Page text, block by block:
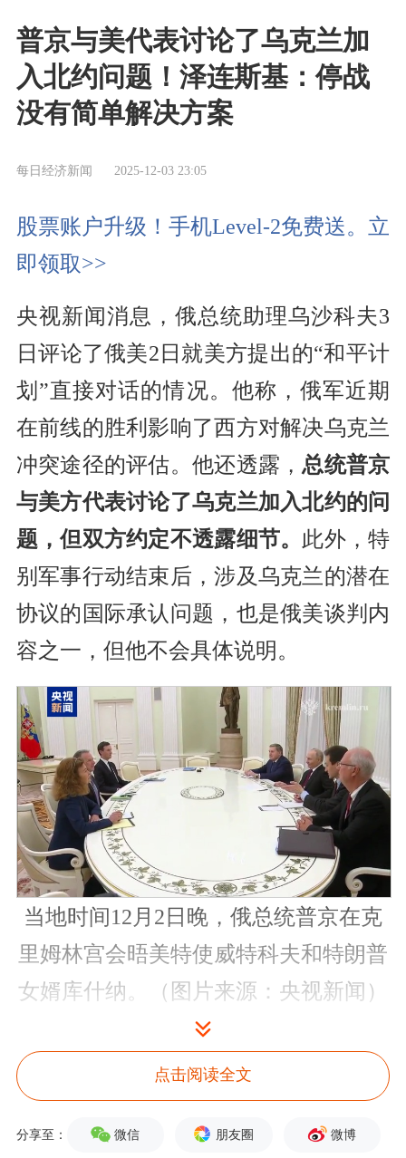
普京与美代表讨论了乌克兰加
入北约问题！泽连斯基：停战
没有简单解决方案
每日经济新闻 2025-12-03 23:05
股票账户升级！手机Level-2免费送。立
即领取>>
央视新闻消息，俄总统助理乌沙科夫3
日评论了俄美2日就美方提出的“和平计
划”直接对话的情况。他称，俄军近期
在前线的胜利影响了西方对解决乌克兰
冲突途径的评估。他还透露，总统普京
与美方代表讨论了乌克兰加入北约的问
题，但双方约定不透露细节。 此外，特
别军事行动结束后，涉及乌克兰的潜在
协议的国际承认问题，也是俄美谈判内
容之一，但他不会具体说明。
当地时间12月2日晚，俄总统普京在克
里姆林宫会晤美特使威特科夫和特朗普
女婿库什纳。（图片来源：央视新闻）
乌沙科夫表示，俄方希望，俄军的成功
将让欧洲和乌克兰展现出“对当前事态
更恰当的态度和认知”。
点击阅读全文
分享至： 微信 朋友圈 微博